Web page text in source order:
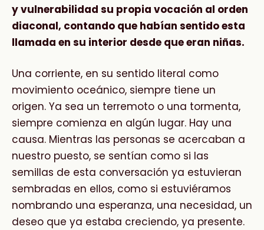
y vulnerabilidad su propia vocación al orden
diaconal, contando que habían sentido esta
llamada en su interior desde que eran niñas.
Una corriente, en su sentido literal como
movimiento oceánico, siempre tiene un
origen. Ya sea un terremoto o una tormenta,
siempre comienza en algún lugar. Hay una
causa. Mientras las personas se acercaban a
nuestro puesto, se sentían como si las
semillas de esta conversación ya estuvieran
sembradas en ellos, como si estuviéramos
nombrando una esperanza, una necesidad, un
deseo que ya estaba creciendo, ya presente.